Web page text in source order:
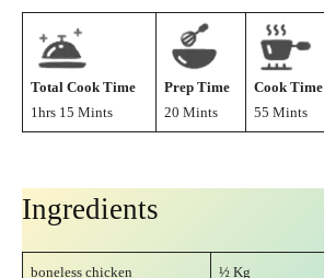
Total Cook Time
1hrs 15 Mints
Prep Time
20 Mints
Cook Time
55 Mints
Ingredients
boneless chicken ½ Kg